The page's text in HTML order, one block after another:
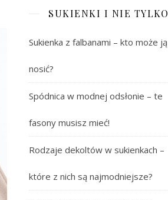
SUKIENKI I NIE TYLKO
Sukienka z falbanami – kto może ją
nosić?
Spódnica w modnej odsłonie – te
fasony musisz mieć!
Rodzaje dekoltów w sukienkach –
które z nich są najmodniejsze?